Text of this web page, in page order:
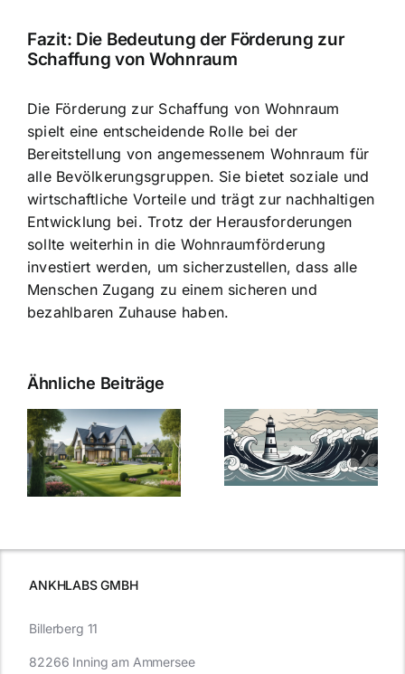
Fazit: Die Bedeutung der Förderung zur
Schaffung von Wohnraum
Die Förderung zur Schaffung von Wohnraum
spielt eine entscheidende Rolle bei der
Bereitstellung von angemessenem Wohnraum für
alle Bevölkerungsgruppen. Sie bietet soziale und
wirtschaftliche Vorteile und trägt zur nachhaltigen
Entwicklung bei. Trotz der Herausforderungen
sollte weiterhin in die Wohnraumförderung
investiert werden, um sicherzustellen, dass alle
Menschen Zugang zu einem sicheren und
bezahlbaren Zuhause haben.
Ähnliche Beiträge
Bauzinsen im
Sturm: Die
aktuelle
Entwicklung
Die Evolution
der
Bauzinsen: Ein
Blick in die
ANKHLABS GMBH
Billerberg 11
82266 Inning am Ammersee